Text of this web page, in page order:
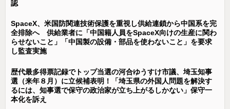
認
SpaceX、米国防関連技術保護を重視し供給連鎖から中国系を完
全排除へ 供給業者に「中国籍人員をSpaceX向けの生産に関わ
らせないこと」「中国製の設備・部品を使わないこと」を要求
し監査実施
歴代最多得票記録でトップ当選の河合ゆうすけ市議、埼玉知事
選（来年８月）に立候補表明！「埼玉県の外国人問題を解決す
るには、知事選で保守の政治家が立ち上がるしかない」保守一
本化を訴え